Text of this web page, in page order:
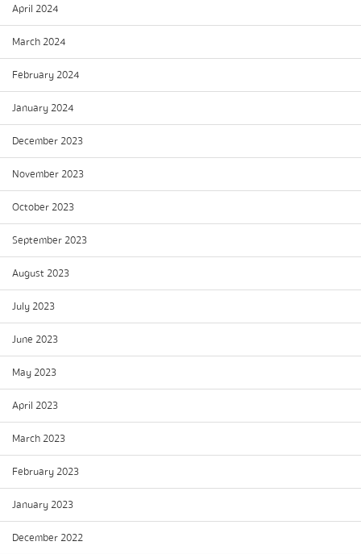
April 2024
March 2024
February 2024
January 2024
December 2023
November 2023
October 2023
September 2023
August 2023
July 2023
June 2023
May 2023
April 2023
March 2023
February 2023
January 2023
December 2022